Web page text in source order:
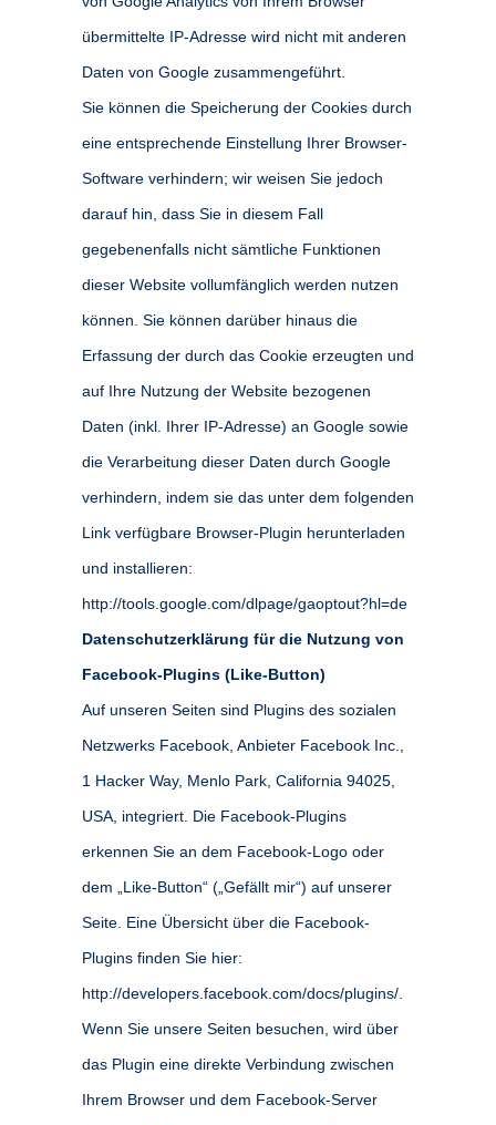
übermittelte IP-Adresse wird nicht mit anderen
Daten von Google zusammengeführt.
Sie können die Speicherung der Cookies durch
eine entsprechende Einstellung Ihrer Browser-
Software verhindern; wir weisen Sie jedoch
darauf hin, dass Sie in diesem Fall
gegebenenfalls nicht sämtliche Funktionen
dieser Website vollumfänglich werden nutzen
können. Sie können darüber hinaus die
Erfassung der durch das Cookie erzeugten und
auf Ihre Nutzung der Website bezogenen
Daten (inkl. Ihrer IP-Adresse) an Google sowie
die Verarbeitung dieser Daten durch Google
verhindern, indem sie das unter dem folgenden
Link verfügbare Browser-Plugin herunterladen
und installieren:
http://tools.google.com/dlpage/gaoptout?hl=de
Datenschutzerklärung für die Nutzung von
Facebook-Plugins (Like-Button)
Auf unseren Seiten sind Plugins des sozialen
Netzwerks Facebook, Anbieter Facebook Inc.,
1 Hacker Way, Menlo Park, California 94025,
USA, integriert. Die Facebook-Plugins
erkennen Sie an dem Facebook-Logo oder
dem „Like-Button“ („Gefällt mir“) auf unserer
Seite. Eine Übersicht über die Facebook-
Plugins finden Sie hier:
http://developers.facebook.com/docs/plugins/.
Wenn Sie unsere Seiten besuchen, wird über
das Plugin eine direkte Verbindung zwischen
Ihrem Browser und dem Facebook-Server